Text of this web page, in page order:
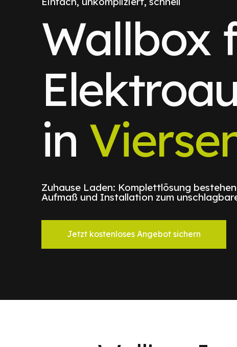
Wallbox
in
Zuhause Laden: Komplettlösung
Aufmaß und Installation zum
Jetzt kostenloses Angebot sichern